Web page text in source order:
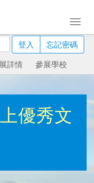
登入
忘記密碼
詳情 參展學校
優秀文